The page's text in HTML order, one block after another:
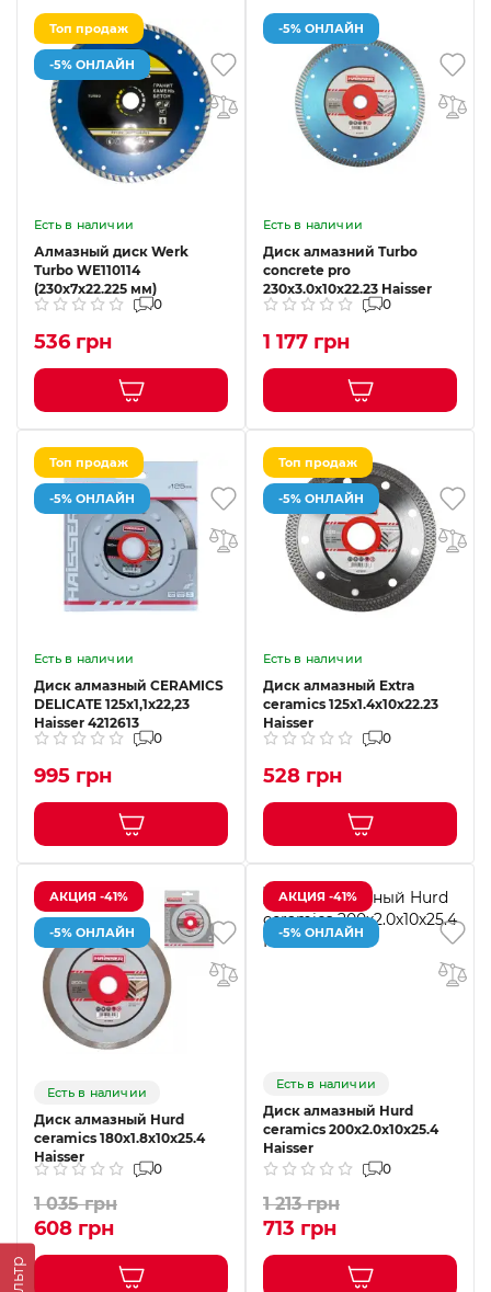
Топ продаж
-5% ОНЛАЙН
Есть в наличии
Алмазный диск Werk
Turbo WE110114
(230x7x22.225 мм)
0
536 грн
-5% ОНЛАЙН
Есть в наличии
Диск алмазний Turbo
concrete pro
230х3.0х10х22.23 Haisser
0
1 177 грн
Топ продаж
-5% ОНЛАЙН
Есть в наличии
Диск алмазный CERAMICS
DELICATE 125x1,1x22,23
Haisser 4212613
0
995 грн
Топ продаж
-5% ОНЛАЙН
Есть в наличии
Диск алмазный Extra
ceramics 125х1.4х10х22.23
Haisser
0
528 грн
АКЦИЯ -41%
-5% ОНЛАЙН
Есть в наличии
Диск алмазный Hurd
ceramics 180х1.8х10х25.4
Haisser
0
1 035 грн
608 грн
АКЦИЯ -41%
-5% ОНЛАЙН
Есть в наличии
Диск алмазный Hurd
ceramics 200х2.0х10х25.4
Haisser
0
1 213 грн
713 грн